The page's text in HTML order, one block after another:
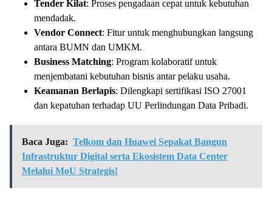
Tender Kilat: Proses pengadaan cepat untuk kebutuhan
mendadak.
Vendor Connect: Fitur untuk menghubungkan langsung
antara BUMN dan UMKM.
Business Matching: Program kolaboratif untuk
menjembatani kebutuhan bisnis antar pelaku usaha.
Keamanan Berlapis: Dilengkapi sertifikasi ISO 27001
dan kepatuhan terhadap UU Perlindungan Data Pribadi.
Baca Juga: Telkom dan Huawei Sepakat Bangun
Infrastruktur Digital serta Ekosistem Data Center
Melalui MoU Strategis!